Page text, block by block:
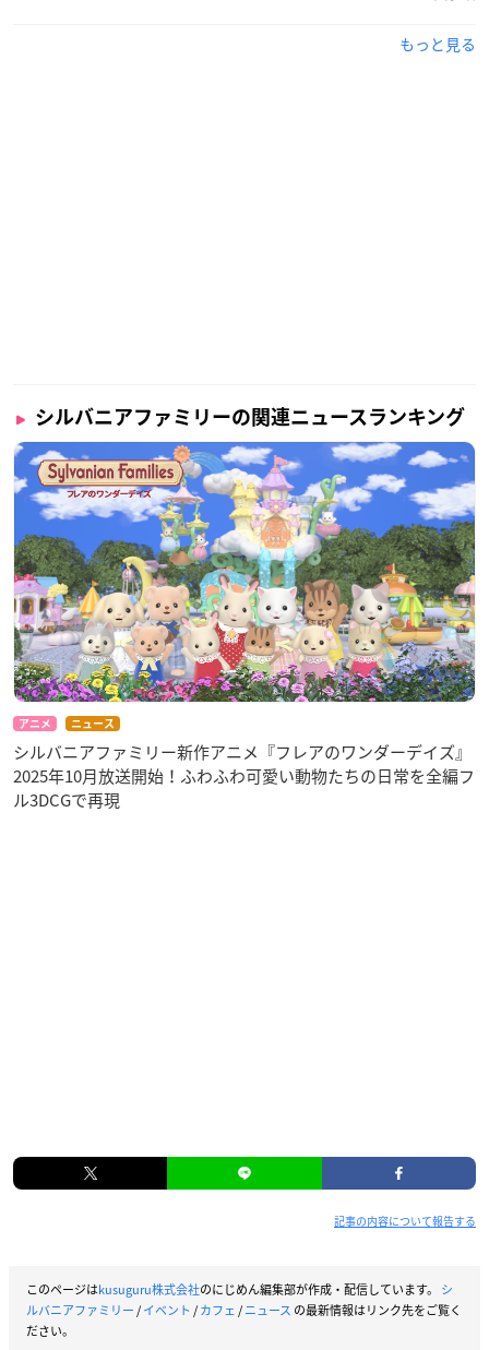
もっと見る
シルバニアファミリーの関連ニュースランキング
アニメ ニュース
シルバニアファミリー新作アニメ『フレアのワンダーデイズ』
2025年10月放送開始！ふわふわ可愛い動物たちの日常を全編フ
ル3DCGで再現
記事の内容について報告する
このページはkusuguru株式会社のにじめん編集部が作成・配信しています。 シ
ルバニアファミリー/イベント /カフェ/ニュース の最新情報はリンク先をご覧く
ださい。